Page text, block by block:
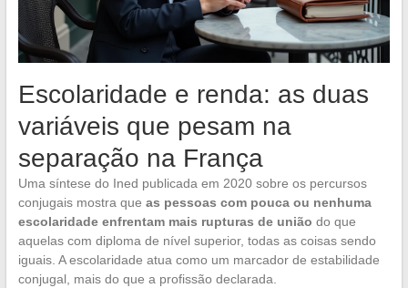
Escolaridade e renda: as duas
variáveis que pesam na
separação na França
Uma síntese do Ined publicada em 2020 sobre os percursos
conjugais mostra que as pessoas com pouca ou nenhuma
escolaridade enfrentam mais rupturas de união do que
aquelas com diploma de nível superior, todas as coisas sendo
iguais. A escolaridade atua como um marcador de estabilidade
conjugal, mais do que a profissão declarada.